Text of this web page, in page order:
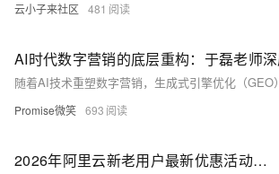
云小子来社区 481
Promise微笑 693
2026年阿里云新老用户最新优惠活动：云服务器活动、免费试用活动、AI产品活动参考